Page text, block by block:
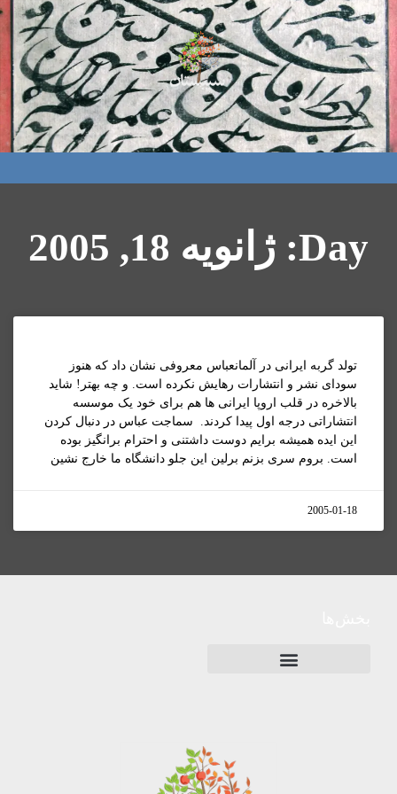
Day: ژانویه 18, 2005
تولد گربه ايرانی در آلمانعباس معروفی نشان داد که هنوز
سودای نشر و انتشارات رهايش نکرده است. و چه بهتر! شايد
بالاخره در قلب اروپا ايرانی ها هم برای خود يک موسسه
انتشاراتی درجه اول پيدا کردند. سماجت عباس در دنبال کردن
اين ايده هميشه برايم دوست داشتنی و احترام برانگيز بوده
است. بروم سری بزنم برلين اين جلو دانشگاه ما خارج نشين
2005-01-18